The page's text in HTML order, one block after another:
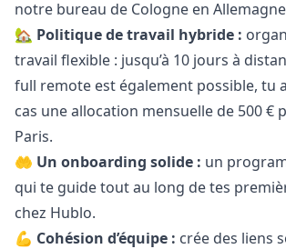
notre bureau de Cologne en
🏡 Politique de travail hybride :
travail flexible : jusqu’à 10 jours à
full remote est également possible, tu
cas une allocation mensuelle de 500 €
Paris.
🤲 Un onboarding solide : un
qui te guide tout au long de tes
chez Hublo.
💪 Cohésion d’équipe : crée des liens